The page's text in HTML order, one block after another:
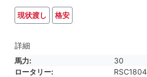
現状渡し 格安
詳細
馬力
30
ロータリー
RSC1804